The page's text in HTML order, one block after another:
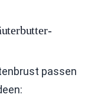
passen